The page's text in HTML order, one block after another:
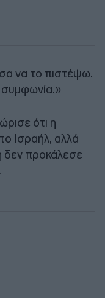
να το πιστέψω.
ότι η
Ισραήλ, αλλά
δεν προκάλεσε